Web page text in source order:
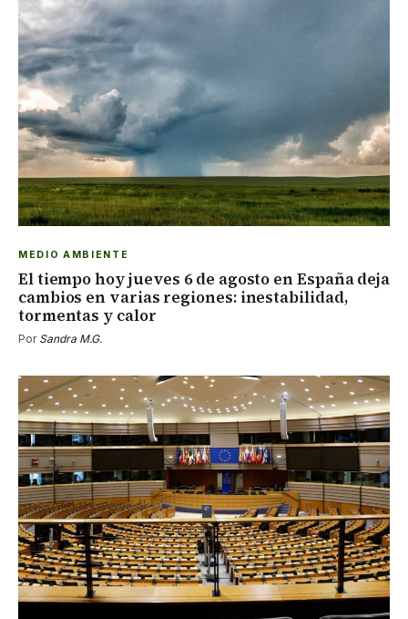
MEDIO AMBIENTE
El tiempo hoy jueves 6 de agosto en España deja
cambios en varias regiones: inestabilidad,
tormentas y calor
Por Sandra M.G.